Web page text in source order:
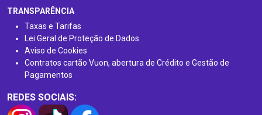
TRANSPARÊNCIA
Taxas e Tarifas
Lei Geral de Proteção de Dados
Aviso de Cookies
Contratos cartão Vuon, abertura de Crédito e Gestão de
Pagamentos
REDES SOCIAIS: